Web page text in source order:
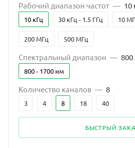
Рабочий диапазон частот — 10
10 кГц 30 кГц - 1.5 ГГц 10
200 МГц 500 МГц
Спектральный диапазон — 800
800 - 1700 нм
Количество каналов — 8
3 4 8 18 40
БЫСТРЫЙ